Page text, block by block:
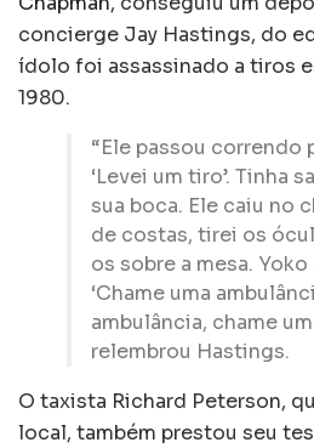
concierge Jay Hastings, do
ídolo foi assassinado a tiros
1980.
“Ele passou correndo
‘Levei um tiro’. Tinha
sua boca. Ele caiu no
de costas, tirei os
os sobre a mesa.
‘Chame uma
ambulância, chame
relembrou Hastings.
O taxista Richard Peterson,
local, também prestou seu